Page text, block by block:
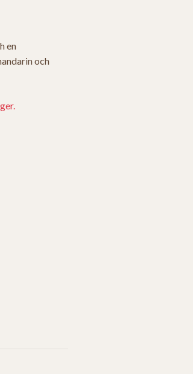
en
och